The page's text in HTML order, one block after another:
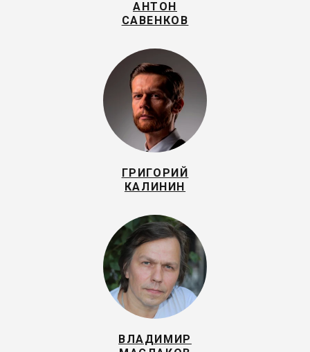
АНТОН
САВЕНКОВ
ГРИГОРИЙ
КАЛИНИН
ВЛАДИМИР